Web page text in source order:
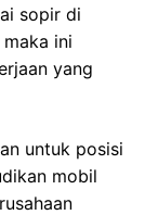
sopir di
ini
yang
untuk posisi
mobil